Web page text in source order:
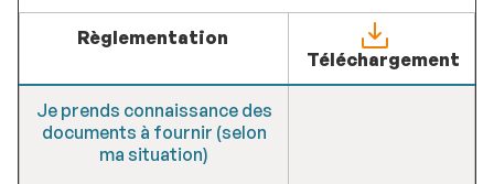
Règlementation
Téléchargement
Je prends connaissance des
documents à fournir (selon
ma situation)